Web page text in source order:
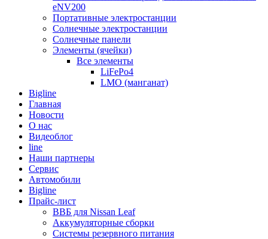
eNV200
Портативные электростанции
Солнечные электростанции
Солнечные панели
Элементы (ячейки)
Все элементы
LiFePo4
LMO (манганат)
Bigline
Главная
Новости
О нас
Видеоблог
line
Наши партнеры
Сервис
Автомобили
Bigline
Прайс-лист
ВВБ для Nissan Leaf
Аккумуляторные сборки
Системы резервного питания